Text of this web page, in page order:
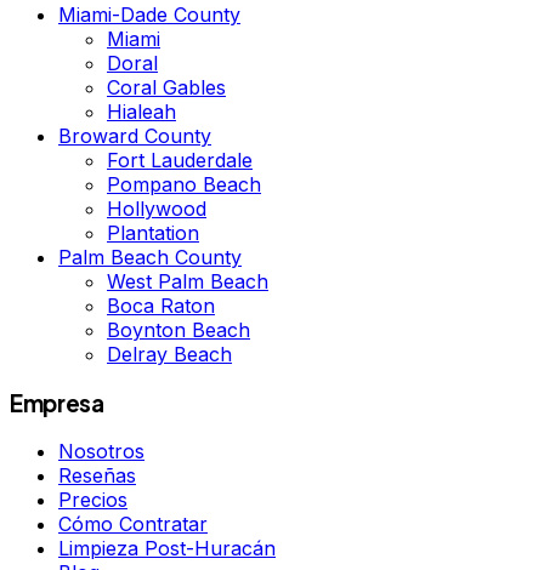
Miami-Dade County
Miami
Doral
Coral Gables
Hialeah
Broward County
Fort Lauderdale
Pompano Beach
Hollywood
Plantation
Palm Beach County
West Palm Beach
Boca Raton
Boynton Beach
Delray Beach
Empresa
Nosotros
Reseñas
Precios
Cómo Contratar
Limpieza Post-Huracán